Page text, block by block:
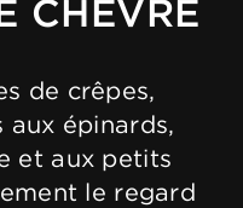
CHÈVRE
de crêpes,
épinards,
et aux petits
le regard